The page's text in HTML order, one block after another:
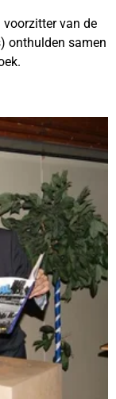
voorzitter van de
onthulden samen